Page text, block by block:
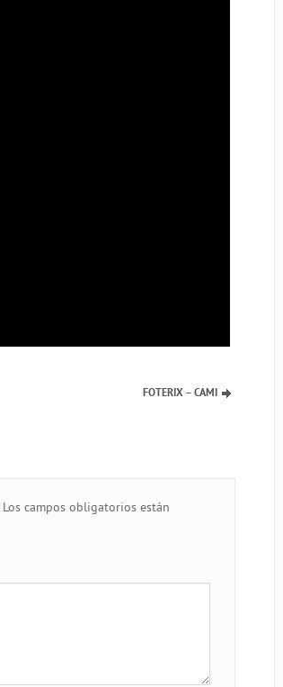
FOTERIX – CAMI
Los campos obligatorios están